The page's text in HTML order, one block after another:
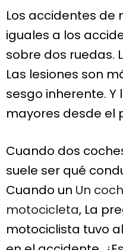
Los accidentes de
iguales a los
sobre dos ruedas.
Las lesiones son
sesgo inherente.
mayores desde el
Cuando dos
suele ser qué
Cuando un Un
motocicleta, La
motociclista tuvo